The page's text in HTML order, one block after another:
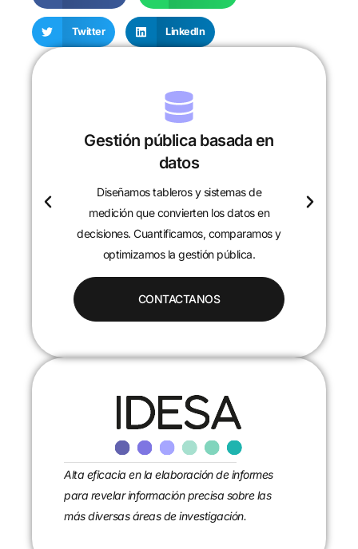
Twitter LinkedIn
Gestión pública basada en
datos
Diseñamos tableros y sistemas de
medición que convierten los datos en
decisiones. Cuantificamos, comparamos y
optimizamos la gestión pública.
CONTACTANOS
Alta eficacia en la elaboración de informes
para revelar información precisa sobre las
más diversas áreas de investigación.